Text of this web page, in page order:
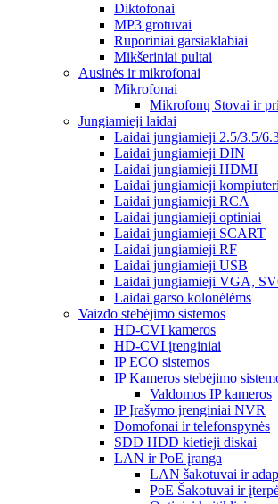
Diktofonai
MP3 grotuvai
Ruporiniai garsiaklabiai
Mikšeriniai pultai
Ausinės ir mikrofonai
Mikrofonai
Mikrofonų Stovai ir
Jungiamieji laidai
Laidai jungiamieji 2.5/3.5/
Laidai jungiamieji DIN
Laidai jungiamieji HDMI
Laidai jungiamieji
Laidai jungiamieji RCA
Laidai jungiamieji optiniai
Laidai jungiamieji SCART
Laidai jungiamieji RF
Laidai jungiamieji USB
Laidai jungiamieji VGA,
Laidai garso kolonėlėms
Vaizdo stebėjimo sistemos
HD-CVI kameros
HD-CVI įrenginiai
IP ECO sistemos
IP Kameros stebėjimo
Valdomos IP kameros
IP Įrašymo įrenginiai NVR
Domofonai ir telefonspynės
SDD HDD kietieji diskai
LAN ir PoE įranga
LAN šakotuvai ir
PoE Šakotuvai ir